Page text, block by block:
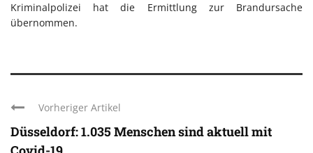
Kriminalpolizei hat die Ermittlung zur Brandursache
übernommen.
Vorheriger Artikel
Düsseldorf: 1.035 Menschen sind aktuell mit